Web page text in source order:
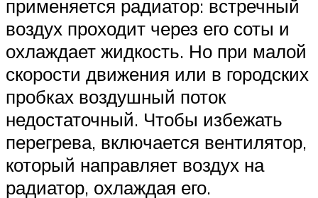
применяется радиатор: встречный
воздух проходит через его соты и
охлаждает жидкость. Но при малой
скорости движения или в городских
пробках воздушный поток
недостаточный. Чтобы избежать
перегрева, включается вентилятор,
который направляет воздух на
радиатор, охлаждая его.